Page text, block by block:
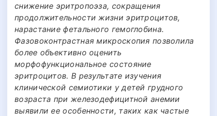
снижение эритропоэза, сокращения
продолжительности жизни эритроцитов,
нарастание фетального гемоглобина.
Фазовоконтрастная микроскопия позволила
более объективно оценить
морфофункциональное состояние
эритроцитов. В результате изучения
клинической семиотики у детей грудного
возраста при железодефицитной анемии
выявили ее особенности, таких как частые